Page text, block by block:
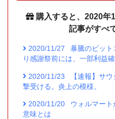
購入すると、2020年
記事がすべ
2020/11/27
暴騰のビッ
り感謝祭前には、一部利益
2020/11/23
【速報】サ
撃受ける。炎上の模様。
2020/11/20
ウォルマー
意味とは